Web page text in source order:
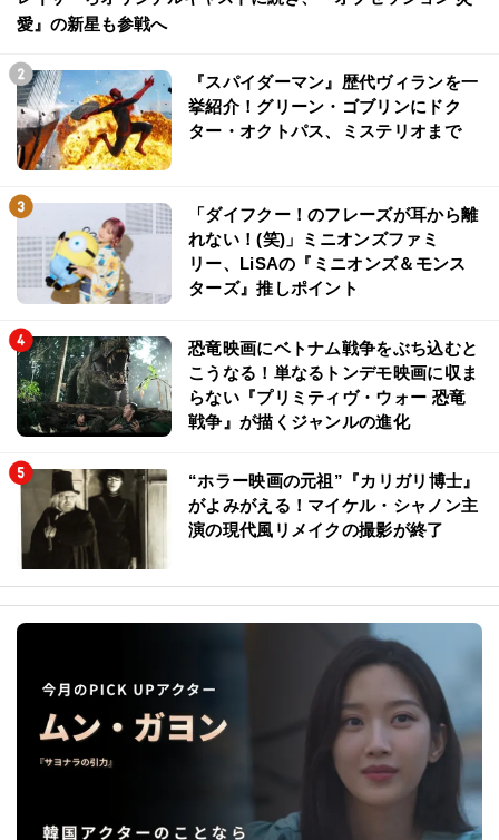
愛』の新星も参戦へ
『スパイダーマン』歴代ヴィランを一
挙紹介！グリーン・ゴブリンにドク
ター・オクトパス、ミステリオまで
「ダイフクー！のフレーズが耳から離
れない！(笑)」ミニオンズファミ
リー、LiSAの『ミニオンズ＆モンス
ターズ』推しポイント
恐竜映画にベトナム戦争をぶち込むと
こうなる！単なるトンデモ映画に収ま
らない『プリミティヴ・ウォー 恐竜
戦争』が描くジャンルの進化
“ホラー映画の元祖”『カリガリ博士』
がよみがえる！マイケル・シャノン主
演の現代風リメイクの撮影が終了